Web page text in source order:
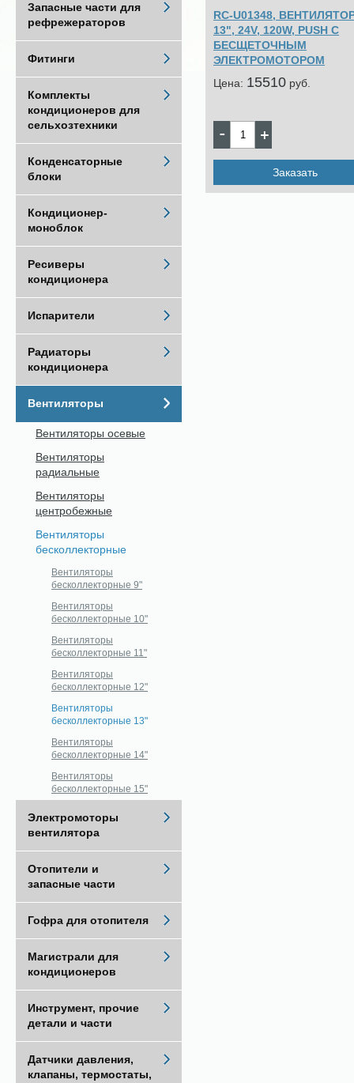
RC-U01348,
13", 24V, 120W, PUSH С
БЕСЩЕТОЧНЫМ
ЭЛЕКТРОМОТОРОМ
Цена: 15510 pуб.
Заказать
Запасные части для
рефрежераторов
Фитинги
Комплекты
кондиционеров для
сельхозтехники
Конденсаторные
блоки
Кондиционер-
моноблок
Ресиверы
кондиционера
Испарители
Радиаторы
кондиционера
Вентиляторы
Вентиляторы осевые
Вентиляторы
радиальные
Вентиляторы
центробежные
Вентиляторы
бесколлекторные
Вентиляторы
бесколлекторные 9"
Вентиляторы
бесколлекторные 10"
Вентиляторы
бесколлекторные 11"
Вентиляторы
бесколлекторные 12"
Вентиляторы
бесколлекторные 13"
Вентиляторы
бесколлекторные 14"
Вентиляторы
бесколлекторные 15"
Электромоторы
вентилятора
Отопители и
запасные части
Гофра для отопителя
Магистрали для
кондиционеров
Инструмент, прочие
детали и части
Датчики давления,
клапаны, термостаты,